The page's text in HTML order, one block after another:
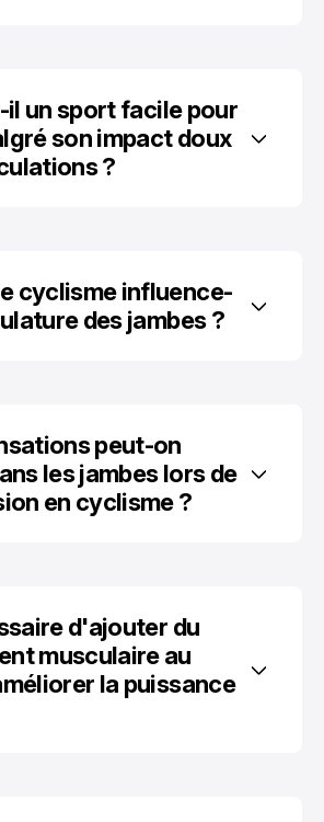
il un sport facile pour
son impact doux
?
cyclisme influence-
des jambes ?
peut-on
les jambes lors de
en cyclisme ?
d'ajouter du
musculaire au
la puissance